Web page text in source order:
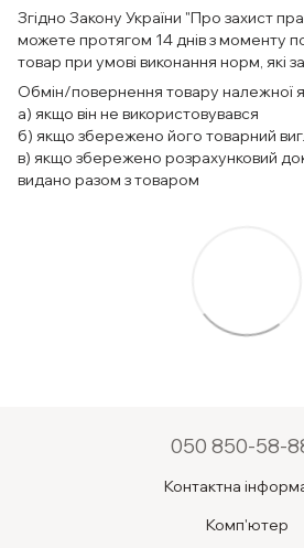
Згідно Закону України "Про захист
можете протягом 14 днів з моменту
товар при умові виконання норм, які
Обмін/повернення товару належної
а) якщо він не використовувався
б) якщо збережено його товарний
в) якщо збережено розрахунковий
видано разом з товаром
050 850-58-
Контактна
Комп'ютер